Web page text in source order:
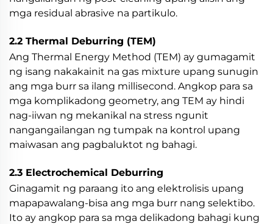
mga residual abrasive na partikulo.
2.2 Thermal Deburring (TEM)
Ang Thermal Energy Method (TEM) ay gumagamit
ng isang nakakainit na gas mixture upang sunugin
ang mga burr sa ilang millisecond. Angkop para sa
mga komplikadong geometry, ang TEM ay hindi
nag-iiwan ng mekanikal na stress ngunit
nangangailangan ng tumpak na kontrol upang
maiwasan ang pagbaluktot ng bahagi.
2.3 Electrochemical Deburring
Ginagamit ng paraang ito ang elektrolisis upang
mapapawalang-bisa ang mga burr nang selektibo.
Ito ay angkop para sa mga delikadong bahagi kung